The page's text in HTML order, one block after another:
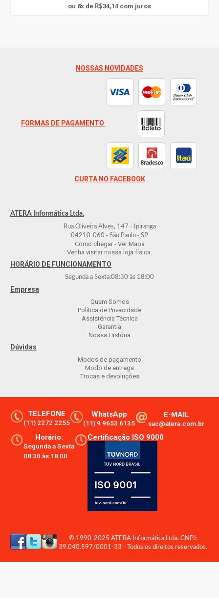
ou 6x de R$34,14 com juros
NOSSAS NOVIDADES
FORMAS DE PAGAMENTO
CURTA NO FACEBOOK
ATERA Informática Ltda.
Rua Oliveira Alves, 147 - Ipiranga
04210-060 - São Paulo - SP
Como chegar - Ver Mapa
Venha visitar nossa loja física.
HORÁRIO DE FUNCIONAMENTO
Segunda a Sexta:08:30 às 18:00
Empresa
Quem Somos
Política de Privacidade
Assistência Técnica
Garantia
Nossa História
Dúvidas
Modos de pagamento
Modo de entrega
Trocas e devoluções
TELEFONE
(11) 2272 2255
WhatsApp
(11) 9 9653 6135
E-MAIL
sac@atera.com.br
Horário:
Segunda a Sexta
08:30 às 18:00
Certificação ISO 9000
© 1990-2025 ATERA Informática Ltda. CNPJ:
39.040.597/0001-33 - Todos os direitos reservados.